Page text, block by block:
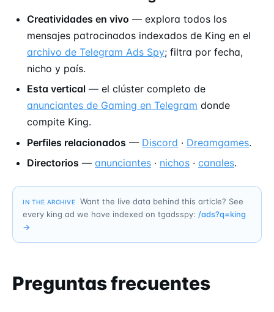
Creatividades en vivo — explora todos los
mensajes patrocinados indexados de King en el
archivo de Telegram Ads Spy; filtra por fecha,
nicho y país.
Esta vertical — el clúster completo de
anunciantes de Gaming en Telegram donde
compite King.
Perfiles relacionados — Discord · Dreamgames.
Directorios — anunciantes · nichos · canales.
IN THE ARCHIVE
Want the live data behind this article? See
every king ad we have indexed on tgadsspy: /ads?q=king
→
Preguntas frecuentes